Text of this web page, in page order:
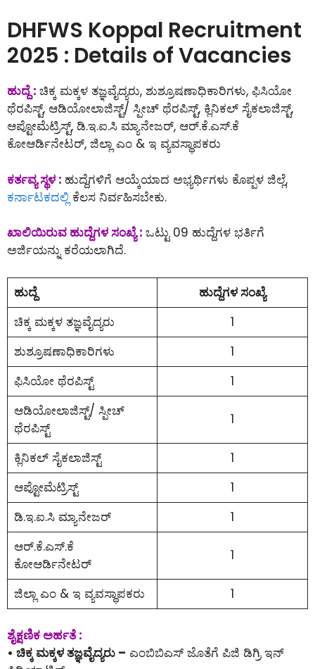
DHFWS Koppal Recruitment
2025 : Details of Vacancies
ಹುದ್ದೆ : ಚಿಕ್ಕ ಮಕ್ಕಳ ತಜ್ಞವೈದ್ಯರು, ಶುಶ್ರೂಷಣಾಧಿಕಾರಿಗಳು, ಫಿಸಿಯೋ
ಥೆರಪಿಸ್ಟ್, ಆಡಿಯೋಲಾಜಿಸ್ಟ್/ ಸ್ಪೀಚ್ ಥೆರಪಿಸ್ಟ್, ಕ್ಲಿನಿಕಲ್ ಸೈಕಲಾಜಿಸ್ಟ್,
ಆಪ್ಟೋಮೆಟ್ರಿಸ್ಟ್, ಡಿ.ಇ.ಐ.ಸಿ ಮ್ಯಾನೇಜರ್, ಆರ್.ಕೆ.ಎಸ್.ಕೆ
ಕೋಆರ್ಡಿನೇಟರ್, ಜಿಲ್ಲಾ ಎಂ & ಇ ವ್ಯವಸ್ಥಾಪಕರು
ಕರ್ತವ್ಯ ಸ್ಥಳ : ಹುದ್ದೆಗಳಿಗೆ ಆಯ್ಕೆಯಾದ ಅಭ್ಯರ್ಥಿಗಳು ಕೊಪ್ಪಳ ಜಿಲ್ಲೆ,
ಕರ್ನಾಟಕದಲ್ಲಿ ಕೆಲಸ ನಿರ್ವಹಿಸಬೇಕು.
ಖಾಲಿಯಿರುವ ಹುದ್ದೆಗಳ ಸಂಖ್ಯೆ : ಒಟ್ಟು 09 ಹುದ್ದೆಗಳ ಭರ್ತಿಗೆ
ಅರ್ಜಿಯನ್ನು ಕರೆಯಲಾಗಿದೆ.
ಹುದ್ದೆ
ಹುದ್ದೆಗಳ ಸಂಖ್ಯೆ
ಚಿಕ್ಕ ಮಕ್ಕಳ ತಜ್ಞವೈದ್ಯರು
1
ಶುಶ್ರೂಷಣಾಧಿಕಾರಿಗಳು
1
ಫಿಸಿಯೋ ಥೆರಪಿಸ್ಟ್
1
ಆಡಿಯೋಲಾಜಿಸ್ಟ್/ ಸ್ಪೀಚ್
ಥೆರಪಿಸ್ಟ್
1
ಕ್ಲಿನಿಕಲ್ ಸೈಕಲಾಜಿಸ್ಟ್
1
ಆಪ್ಟೋಮೆಟ್ರಿಸ್ಟ್
1
ಡಿ.ಇ.ಐ.ಸಿ ಮ್ಯಾನೇಜರ್
1
ಆರ್.ಕೆ.ಎಸ್.ಕೆ
ಕೋಆರ್ಡಿನೇಟರ್
1
ಜಿಲ್ಲಾ ಎಂ & ಇ ವ್ಯವಸ್ಥಾಪಕರು 1
ಶೈಕ್ಷಣಿಕ ಅರ್ಹತೆ :
• ಚಿಕ್ಕ ಮಕ್ಕಳ ತಜ್ಞವೈದ್ಯರು – ಎಂಬಿಬಿಎಸ್ ಜೊತೆಗೆ ಪಿಜಿ ಡಿಗ್ರಿ ಇನ್